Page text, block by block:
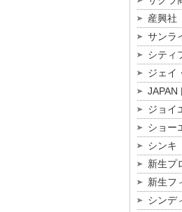
産興社
サンラ
シティ
ジェイ
JAPAN
ジョイ
ショー
シンキ
新生プ
新生フ
シンデ